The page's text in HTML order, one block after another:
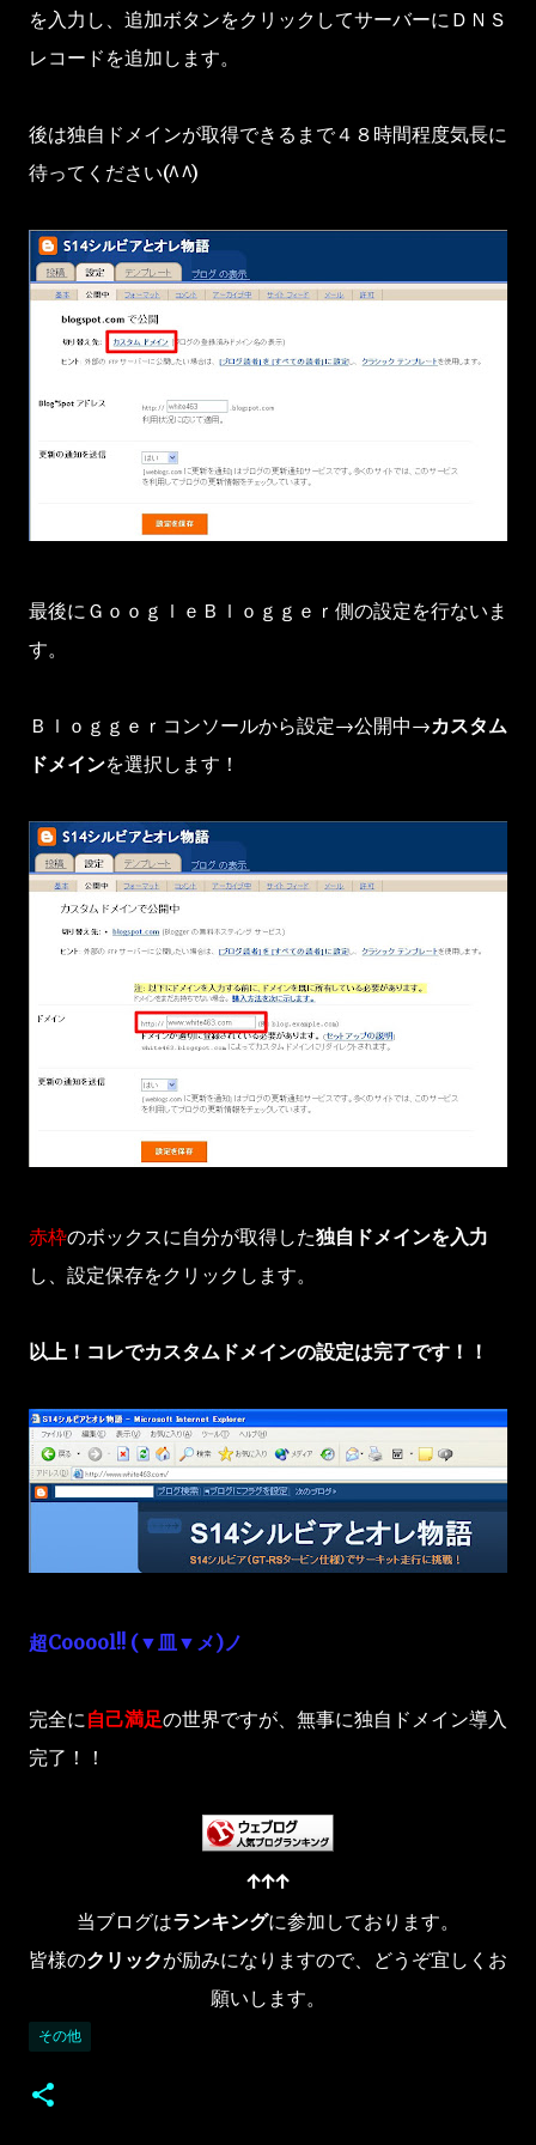
を入力し、追加ボタンをクリックしてサーバーにＤＮＳ
レコードを追加します。
後は独自ドメインが取得できるまで４８時間程度気長に
待ってください(^^)
最後にＧｏｏｇｌｅＢｌｏｇｇｅｒ側の設定を行ないま
す。
Ｂｌｏｇｇｅｒコンソールから設定→公開中→カスタム
ドメインを選択します！
赤枠のボックスに自分が取得した独自ドメインを入力
し、設定保存をクリックします。
以上！コレでカスタムドメインの設定は完了です！！
超Cooool!! (▼皿▼メ)ノ
完全に自己満足の世界ですが、無事に独自ドメイン導入
完了！！
↑↑↑
当ブログはランキングに参加しております。
皆様のクリックが励みになりますので、どうぞ宜しくお
願いします。
その他